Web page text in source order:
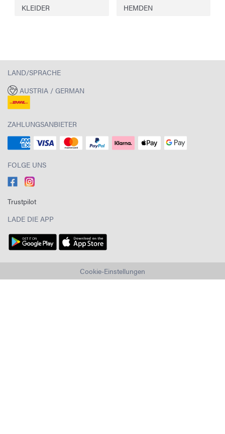
KLEIDER HEMDEN
LAND/SPRACHE
AUSTRIA / GERMAN
ZAHLUNGSANBIETER
FOLGE UNS
Trustpilot
LADE DIE APP
Cookie-Einstellungen